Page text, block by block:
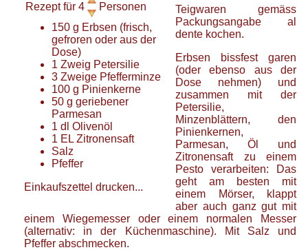
Rezept für 4
Personen
150 g Erbsen (frisch,
gefroren oder aus der
Dose)
1 Zweig Petersilie
3 Zweige Pfefferminze
100 g Pinienkerne
50 g geriebener
Parmesan
1 dl Olivenöl
1 EL Zitronensaft
Salz
Pfeffer
Einkaufszettel drucken...
Teigwaren gemäss
Packungsangabe al
dente kochen.
Erbsen bissfest garen
(oder ebenso aus der
Dose nehmen) und
zusammen mit der
Petersilie,
Minzenblättern, den
Pinienkernen,
Parmesan, Öl und
Zitronensaft zu einem
Pesto verarbeiten: Das
geht am besten mit
einem Mörser, klappt
aber auch ganz gut mit
einem Wiegemesser oder einem normalen Messer
(alternativ: in der Küchenmaschine). Mit Salz und
Pfeffer abschmecken.